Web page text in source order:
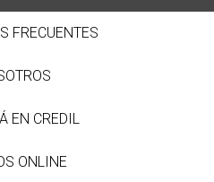
FRECUENTES
EN CREDIL
ONLINE